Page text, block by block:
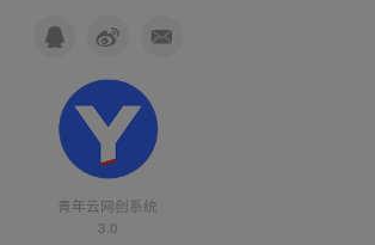
青年云网创系统
3.0